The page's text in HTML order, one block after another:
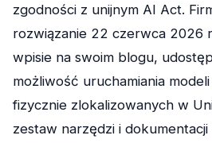
zgodności z unijnym AI Act.
rozwiązanie 22 czerwca 2026
wpisie na swoim blogu,
możliwość uruchamiania
fizycznie zlokalizowanych w
zestaw narzędzi i